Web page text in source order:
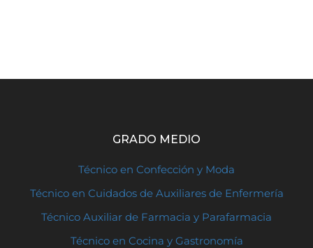
GRADO MEDIO
Técnico en Confección y Moda
Técnico en Cuidados de Auxiliares de Enfermería
Técnico Auxiliar de Farmacia y Parafarmacia
Técnico en Cocina y Gastronomía